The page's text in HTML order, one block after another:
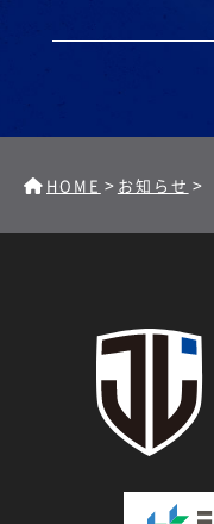
HOME > お知らせ >